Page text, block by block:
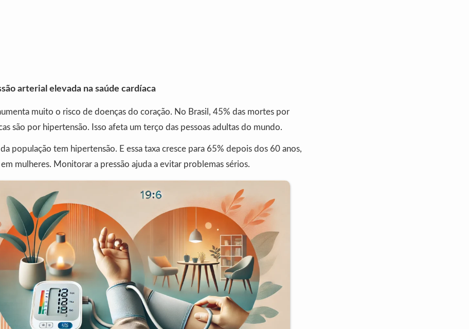
arterial elevada na saúde cardíaca
muito o risco de doenças do coração. No Brasil, 45% das mortes por
são por hipertensão. Isso afeta um terço das pessoas adultas do mundo.
população tem hipertensão. E essa taxa cresce para 65% depois dos 60 anos,
mulheres. Monitorar a pressão ajuda a evitar problemas sérios.